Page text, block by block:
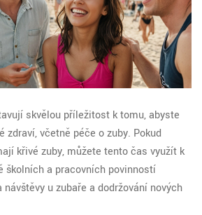
skvělou příležitost k tomu, abyste
zdraví, včetně péče o zuby. Pokud
křivé zuby, můžete tento čas využít k
školních a pracovních povinností
u zubaře a dodržování nových